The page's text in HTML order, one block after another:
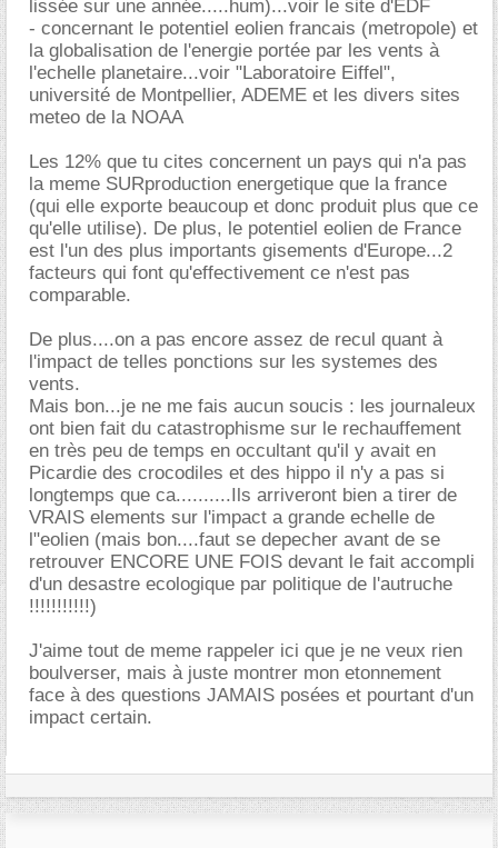
lissée sur une année.....hum)...voir le site d'EDF
- concernant le potentiel eolien francais (metropole) et
la globalisation de l'energie portée par les vents à
l'echelle planetaire...voir "Laboratoire Eiffel",
université de Montpellier, ADEME et les divers sites
meteo de la NOAA
Les 12% que tu cites concernent un pays qui n'a pas
la meme SURproduction energetique que la france
(qui elle exporte beaucoup et donc produit plus que ce
qu'elle utilise). De plus, le potentiel eolien de France
est l'un des plus importants gisements d'Europe...2
facteurs qui font qu'effectivement ce n'est pas
comparable.
De plus....on a pas encore assez de recul quant à
l'impact de telles ponctions sur les systemes des
vents.
Mais bon...je ne me fais aucun soucis : les journaleux
ont bien fait du catastrophisme sur le rechauffement
en très peu de temps en occultant qu'il y avait en
Picardie des crocodiles et des hippo il n'y a pas si
longtemps que ca..........Ils arriveront bien a tirer de
VRAIS elements sur l'impact a grande echelle de
l"eolien (mais bon....faut se depecher avant de se
retrouver ENCORE UNE FOIS devant le fait accompli
d'un desastre ecologique par politique de l'autruche
!!!!!!!!!!!)
J'aime tout de meme rappeler ici que je ne veux rien
boulverser, mais à juste montrer mon etonnement
face à des questions JAMAIS posées et pourtant d'un
impact certain.